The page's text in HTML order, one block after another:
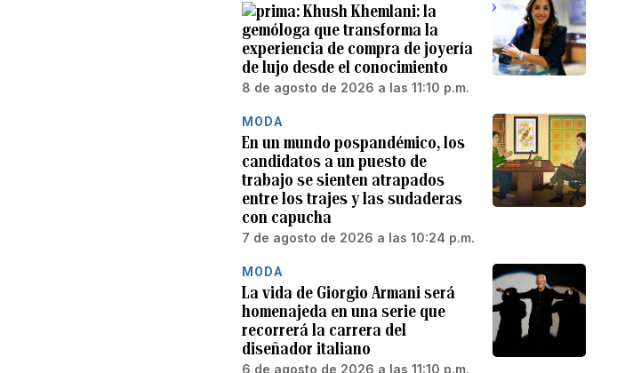
Khush Khemlani: la
gemóloga que transforma la
experiencia de compra de joyería
de lujo desde el conocimiento
8 de agosto de 2026 a las 11:10 p.m.
MODA
En un mundo pospandémico, los
candidatos a un puesto de
trabajo se sienten atrapados
entre los trajes y las sudaderas
con capucha
7 de agosto de 2026 a las 10:24 p.m.
MODA
La vida de Giorgio Armani será
homenajeda en una serie que
recorrerá la carrera del
diseñador italiano
6 de agosto de 2026 a las 11:10 p.m.